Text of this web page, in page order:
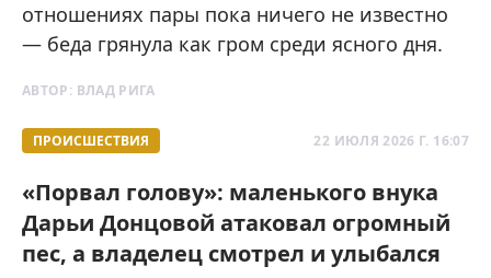
отношениях пары пока ничего не известно
— беда грянула как гром среди ясного дня.
АВТОР: ВЛАД РИГА
ПРОИСШЕСТВИЯ 22 ИЮЛЯ 2026 Г. 16:07
«Порвал голову»: маленького внука
Дарьи Донцовой атаковал огромный
пес, а владелец смотрел и улыбался